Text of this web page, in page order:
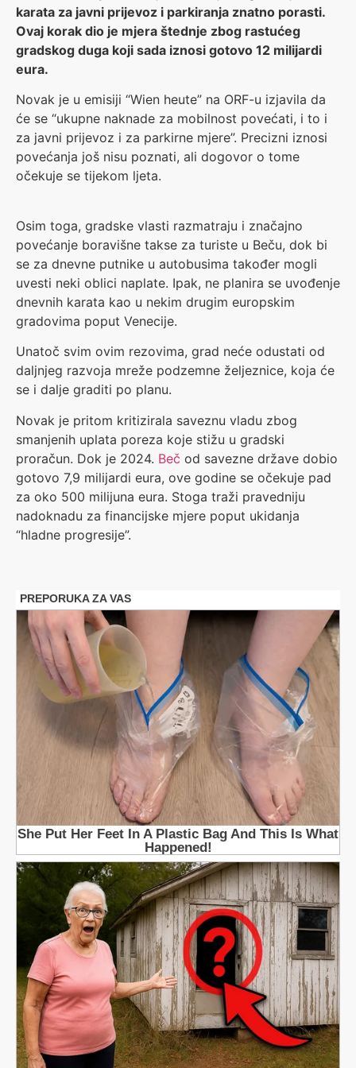
karata za javni prijevoz i parkiranja znatno porasti.
Ovaj korak dio je mjera štednje zbog rastućeg
gradskog duga koji sada iznosi gotovo 12 milijardi
eura.
Novak je u emisiji “Wien heute” na ORF-u izjavila da
će se “ukupne naknade za mobilnost povećati, i to i
za javni prijevoz i za parkirne mjere”. Precizni iznosi
povećanja još nisu poznati, ali dogovor o tome
očekuje se tijekom ljeta.
Osim toga, gradske vlasti razmatraju i značajno
povećanje boravišne takse za turiste u Beču, dok bi
se za dnevne putnike u autobusima također mogli
uvesti neki oblici naplate. Ipak, ne planira se uvođenje
dnevnih karata kao u nekim drugim europskim
gradovima poput Venecije.
Unatoč svim ovim rezovima, grad neće odustati od
daljnjeg razvoja mreže podzemne željeznice, koja će
se i dalje graditi po planu.
Novak je pritom kritizirala saveznu vladu zbog
smanjenih uplata poreza koje stižu u gradski
proračun. Dok je 2024. Beč od savezne države dobio
gotovo 7,9 milijardi eura, ove godine se očekuje pad
za oko 500 milijuna eura. Stoga traži pravedniju
nadoknadu za financijske mjere poput ukidanja
“hladne progresije”.